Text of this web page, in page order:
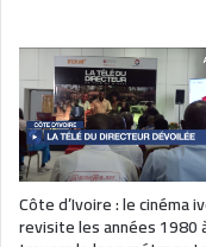
Côte d’Ivoire : le cinéma
revisite les années 1980